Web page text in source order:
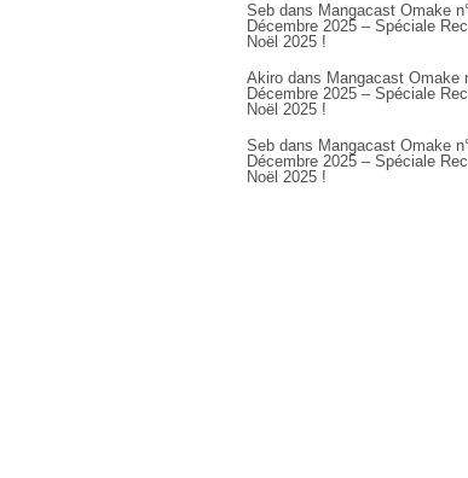
Seb dans Mangacast Omake
Décembre 2025 – Spéciale
Noël 2025 !
Akiro dans Mangacast Omake
Décembre 2025 – Spéciale
Noël 2025 !
Seb dans Mangacast Omake
Décembre 2025 – Spéciale
Noël 2025 !